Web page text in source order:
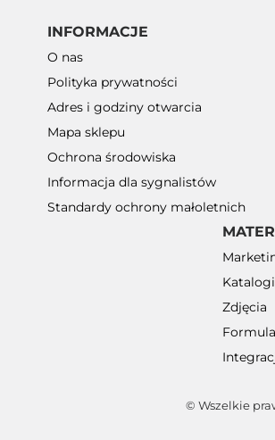
INFORMACJE
O nas
Polityka prywatności
Adres i godziny otwarcia
Mapa sklepu
Ochrona środowiska
Informacja dla sygnalistów
Standardy ochrony małoletnich
Katalogi
Zdjęcia
© Wszelkie